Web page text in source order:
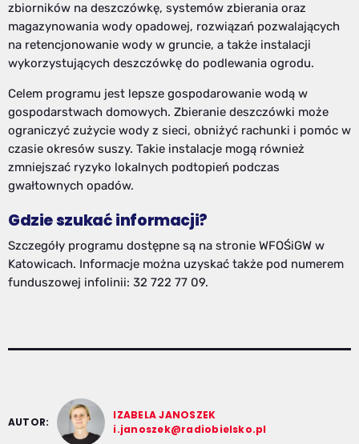
zbiorników na deszczówkę, systemów zbierania oraz
magazynowania wody opadowej, rozwiązań pozwalających
na retencjonowanie wody w gruncie, a także instalacji
wykorzystujących deszczówkę do podlewania ogrodu.
Celem programu jest lepsze gospodarowanie wodą w
gospodarstwach domowych. Zbieranie deszczówki może
ograniczyć zużycie wody z sieci, obniżyć rachunki i pomóc w
czasie okresów suszy. Takie instalacje mogą również
zmniejszać ryzyko lokalnych podtopień podczas
gwałtownych opadów.
Gdzie szukać informacji?
Szczegóły programu dostępne są na stronie WFOŚiGW w
Katowicach. Informacje można uzyskać także pod numerem
funduszowej infolinii: 32 722 77 09.
AUTOR:
IZABELA JANOSZEK
i.janoszek@radiobielsko.pl